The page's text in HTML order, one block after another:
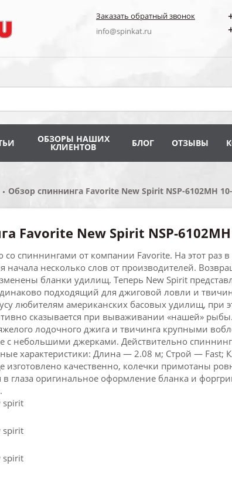
Заказать обратный звонок
info@spinkat.ru
ОБЗОРЫ НАШИХ
КЛИЕНТОВ БЛОГ ОТЗЫВЫ
Обзор спиннинга Favorite New Spirit NSP-6102MH
Favorite New Spirit NSP-
спиннингами от компании Favorite. На этот раз
начала несколько слов от производителей.
бланки удилищ. Теперь New Spirit
подходящий для джиговой ловли и
любителям американских басовых удилищ, при
сказывается при вываживании «нашей»
лодочного джига и твичинга крупными
с небольшими джерками. Действительно спиннинг
характеристики: Длина — 2.08 м; Строй — Fast;
качественно, колечки примотаны
в глаза оригинальное оформление бланка и